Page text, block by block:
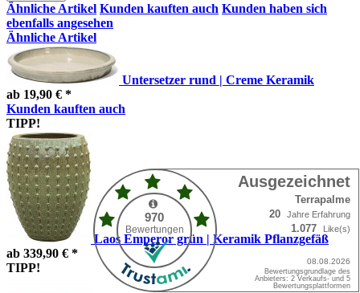
Ähnliche Artikel Kunden kauften auch Kunden haben sich
ebenfalls angesehen
Ähnliche Artikel
Untersetzer rund | Creme Keramik
ab 19,90 € *
Kunden kauften auch
TIPP!
Laos Emperor grün | Keramik Pflanzgefäß
ab 339,90 € *
TIPP!